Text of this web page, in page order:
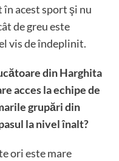
acest sport şi nu
de greu este
vis de îndeplinit.
din Harghita
acces la echipe de
grupări din
la nivel înalt?
ori este mare